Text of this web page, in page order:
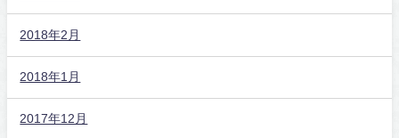
2018年2月
2018年1月
2017年12月